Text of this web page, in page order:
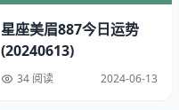
星座美眉887今日运势
(20240613)
34 阅读 2024-06-13